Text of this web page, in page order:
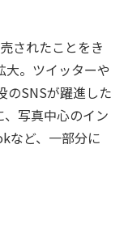
されたことをき
大。ツイッターや
のSNSが躍進した
写真中心のイン
など、一部分に